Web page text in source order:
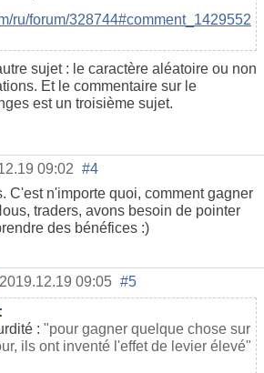
ru/forum/328744#comment_1429552
sujet : le caractère aléatoire ou non
Et le commentaire sur le
est un troisième sujet.
09:02 #4
C'est n'importe quoi, comment gagner
traders, avons besoin de pointer
des bénéfices :)
2019.12.19 09:05 #5
:
: "pour gagner quelque chose sur
ils ont inventé l'effet de levier élevé"